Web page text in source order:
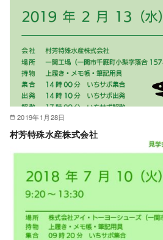
2019年1月28日
村芳特殊水産株式会社